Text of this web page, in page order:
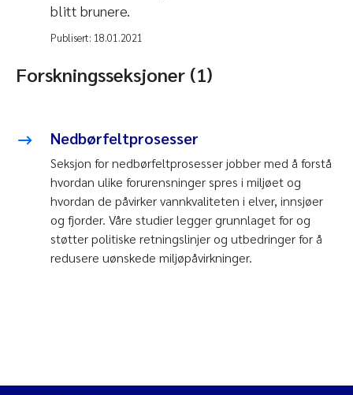
blitt brunere.
Publisert: 18.01.2021
Forskningsseksjoner (1)
Nedbørfeltprosesser
Seksjon for nedbørfeltprosesser jobber med å forstå
hvordan ulike forurensninger spres i miljøet og
hvordan de påvirker vannkvaliteten i elver, innsjøer
og fjorder. Våre studier legger grunnlaget for og
støtter politiske retningslinjer og utbedringer for å
redusere uønskede miljøpåvirkninger.